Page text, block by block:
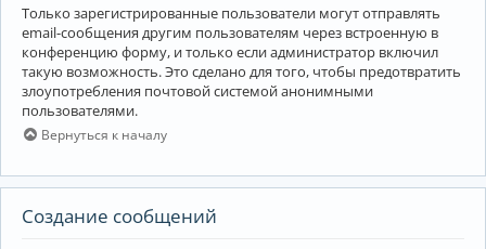
Только зарегистрированные пользователи могут отправлять
email-сообщения другим пользователям через встроенную в
конференцию форму, и только если администратор включил
такую возможность. Это сделано для того, чтобы предотвратить
злоупотребления почтовой системой анонимными
пользователями.
Вернуться к началу
Создание сообщений